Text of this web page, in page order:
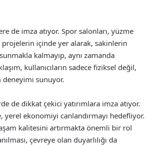
de imza atıyor. Spor salonları, yüzme
projelerin içinde yer alarak, sakinlerin
kalmayıp, aynı zamanda
kullanıcıların sadece fiziksel değil,
deneyimi sunuyor.
de dikkat çekici yatırımlara imza atıyor.
yerel ekonomiyi canlandırmayı hedefliyor.
kalitesini artırmakta önemli bir rol
çevreye olan duyarlılığı da